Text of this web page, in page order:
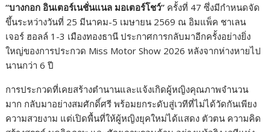
“บางกอก อินเตอร์เนชั่นแนล มอเตอร์โชว์” ครั้งที่ 47 ซึ่งมีกำหนดจัด
ขึ้นระหว่างวันที่ 25 มีนาคม-5 เมษายน 2569 ณ อิมแพ็ค ชาเลน
เจอร์ ฮอลล์ 1-3 เมืองทองธานี ประกาศการกลับมาอีกครั้งอย่างยิ่ง
ใหญ่ของการประกวด Miss Motor Show 2026 หลังจากห่างหายไป
นานกว่า 6 ปี
การประกวดที่เคยสร้างตำนานและแจ้งเกิดผู้หญิงคุณภาพจำนวน
มาก กลับมาอย่างสมศักดิ์ศรี พร้อมยกระดับสู่เวทีที่ไม่ได้วัดกันเพียง
ความสวยงาม แต่เปิดพื้นที่ให้ผู้หญิงยุคใหม่ได้แสดง ตัวตน ความคิด